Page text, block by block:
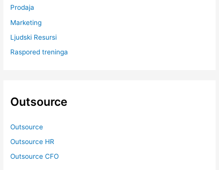
Prodaja
Marketing
Ljudski Resursi
Raspored treninga
Outsource
Outsource
Outsource HR
Outsource CFO